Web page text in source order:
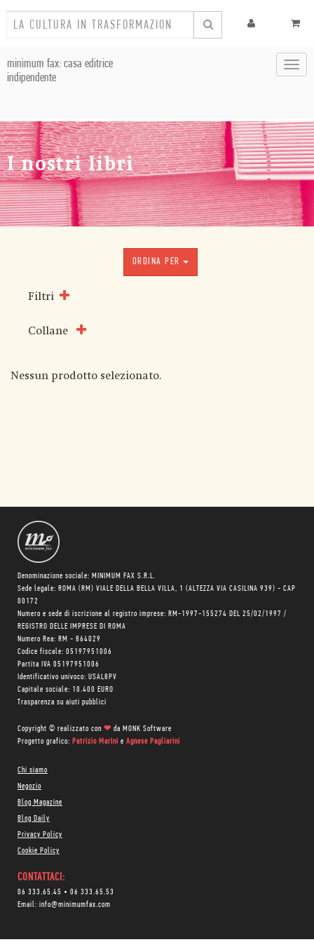
minimum fax: casa editrice
indipendente
I nostri libri
ORDINA PER
Filtri
Collane
Nessun prodotto selezionato.
Denominazione sociale: MINIMUM FAX S.R.L.
Sede legale: ROMA (RM) VIALE DELLA BELLA VILLA, 1 (ALTEZZA VIA CASILINA 939) - CAP
00172
Numero e sede di iscrizione al registro imprese: RM-1997-155274 DEL 25/02/1997 /
REGISTRO DELLE IMPRESE DI ROMA
Numero Rea: RM - 864029
Codice fiscale: 05197951006
Partita IVA 05197951006
Identificativo univoco: USAL8PV
Capitale sociale: 10.400 EURO
Trasparenza su aiuti pubblici
Copyright © realizzato con ❤ da MONK Software
Progetto grafico: Patrizio Marini e Agnese Pagliarini
Chi siamo
Negozio
Blog Magazine
Blog Daily
Privacy Policy
Cookie Policy
CONTATTACI:
06 333.65.45 • 06 333.65.53
Email: info@minimumfax.com